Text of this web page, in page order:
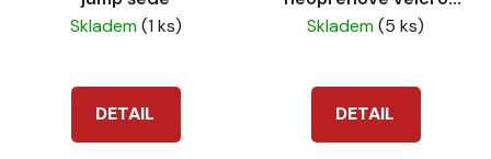
Skladem(1 ks)
DETAIL
přední
Skladem(5 ks)
DETAIL